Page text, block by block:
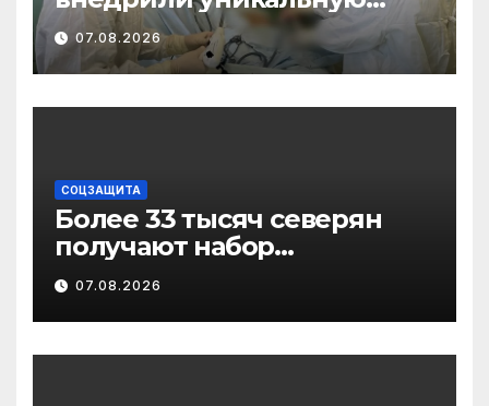
методику
малотравматичного
лечения патологии
диафрагмы
07.08.2026
СОЦЗАЩИТА
Более 33 тысяч северян
получают набор
социальных услуг в виде
льгот
07.08.2026